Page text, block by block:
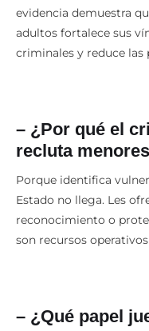
la adolescencia es una
evidencia demuestra
adultos fortalece sus
– ¿Por qué el
Porque identifica
Estado no llega. Les
reconocimiento o